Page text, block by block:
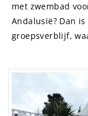
met zwembad
Andalusië? Dan
groepsverblijf,